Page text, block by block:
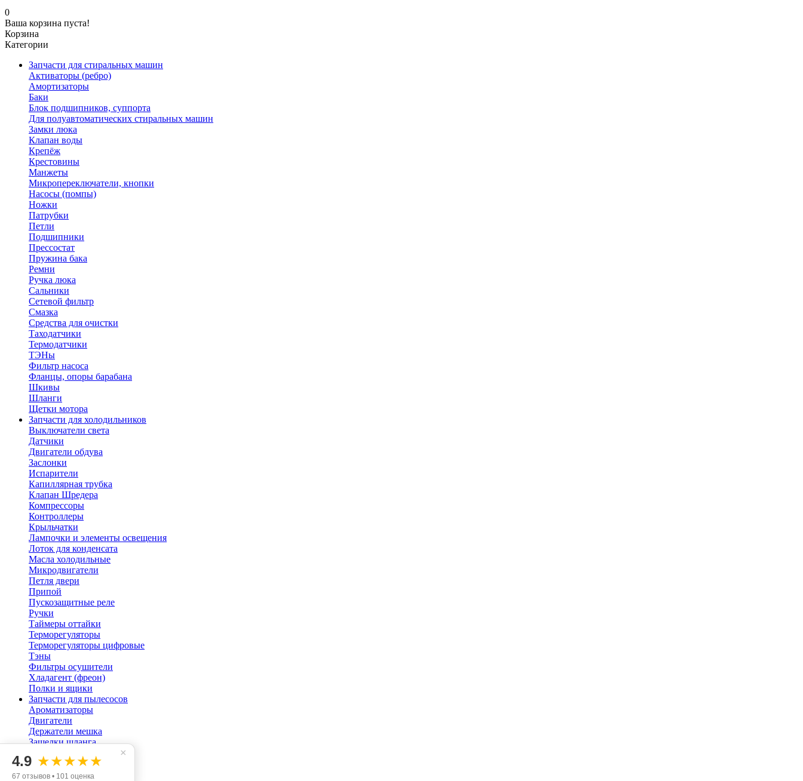
0
Ваша корзина пуста!
Корзина
Категории
Запчасти для стиральных машин
Активаторы (ребро)
Амортизаторы
Баки
Блок подшипников, суппорта
Для полуавтоматических стиральных машин
Замки люка
Клапан воды
Крепёж
Крестовины
Манжеты
Микропереключатели, кнопки
Насосы (помпы)
Ножки
Патрубки
Петли
Подшипники
Прессостат
Пружина бака
Ремни
Ручка люка
Сальники
Сетевой фильтр
Смазка
Средства для очистки
Таходатчики
Термодатчики
ТЭНы
Фильтр насоса
Фланцы, опоры барабана
Шкивы
Шланги
Щетки мотора
Запчасти для холодильников
Выключатели света
Датчики
Двигатели обдува
Заслонки
Испарители
Капиллярная трубка
Клапан Шредера
Компрессоры
Контроллеры
Крыльчатки
Лампочки и элементы освещения
Лоток для конденсата
Масла холодильные
Микродвигатели
Петля двери
Припой
Пускозащитные реле
Ручки
Таймеры оттайки
Терморегуляторы
Терморегуляторы цифровые
Тэны
Фильтры осушители
Хладагент (фреон)
Полки и ящики
Запчасти для пылесосов
Ароматизаторы
Двигатели
Держатели мешка
Защелки шланга
Мешок пылесоса
Помпы
×
4.9 ★★★★★
67 отзывов • 101 оценка